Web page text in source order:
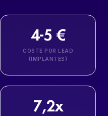
4-5 €
COSTE POR LEAD
(IMPLANTES)
7,2x